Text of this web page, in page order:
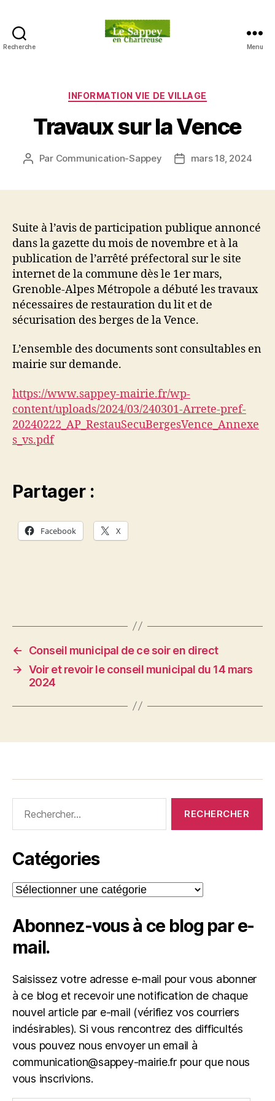
Recherche
en
Chartreuse
Menu
Catégories
INFORMATION VIE DE VILLAGE
Travaux sur la Vence
Auteur
Par Communication-Sappey
Datemars 18, 2024
Suite à l’avis de participation publique annoncé
dans la gazette du mois de novembre et à la
publication de l’arrêté préfectoral sur le site
internet de la commune dès le 1er mars,
Grenoble-Alpes Métropole a débuté les travaux
nécessaires de restauration du lit et de
sécurisation des berges de la Vence.
L’ensemble des documents sont consultables en
mairie sur demande.
https://www.sappey-mairie.fr/wp-
content/uploads/2024/03/240301-Arrete-pref-
20240222_AP_RestauSecuBergesVence_Annexe
s_vs.pdf
Partager :
Facebook X
←
Conseil municipal de ce soir en direct
→ Voir et revoir le conseil municipal du 14 mars
2024
Catégories
Catégories
Abonnez-vous à ce blog par e-
mail.
Saisissez votre adresse e-mail pour vous abonner
à ce blog et recevoir une notification de chaque
nouvel article par e-mail (vérifiez vos courriers
indésirables). Si vous rencontrez des difficultés
vous pouvez nous envoyer un email à
communication@sappey-mairie.fr pour que nous
vous inscrivions.